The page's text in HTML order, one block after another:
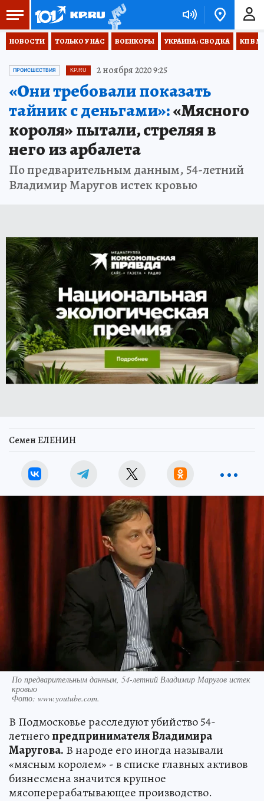
НОВОСТИ ТОЛЬКО У НАС ВОЕНКОРЫ УКРАИНА: СВОДКА КП В
ПРОИСШЕСТВИЯ KP.RU 2 ноября 2020 9:25
«Они требовали показать
тайник с деньгами»:«Мясного
короля» пытали, стреляя в
него из арбалета
По предварительным данным, 54-летний
Владимир Маругов истек кровью
Семен ЕЛЕНИН
По предварительным данным, 54-летний Владимир Маругов истек
кровью
Фото: www.youtube.com.
В Подмосковье расследуют убийство 54-
летнегопредпринимателя Владимира
Маругова. В народе его иногда называли
«мясным королем» - в списке главных активов
бизнесмена значится крупное
мясоперерабатывающее производство.